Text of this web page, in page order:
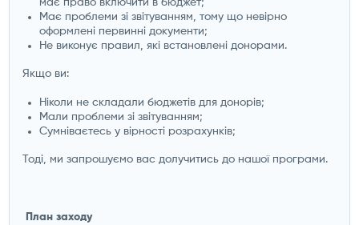
має право включити в бюджет;
Має проблеми зі звітуванням, тому що невірно
оформлені первинні документи;
Не виконує правил, які встановлені донорами.
Якщо ви:
Ніколи не складали бюджетів для донорів;
Мали проблеми зі звітуванням;
Сумніваєтесь у вірності розрахунків;
Тоді, ми запрошуємо вас долучитись до нашої програми.
План заходу